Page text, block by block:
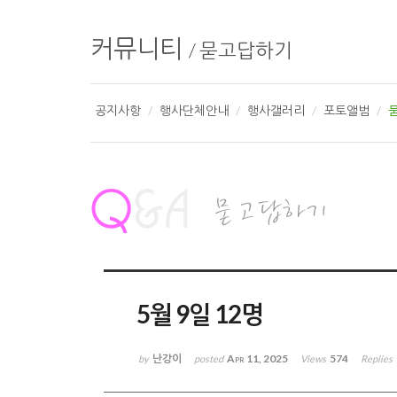
커뮤니티 /묻고답하기
공지사항 행사단체안내 행사갤러리 포토앨범
5월 9일 12명
by 난강이 posted Apr 11, 2025 Views 574 Replies